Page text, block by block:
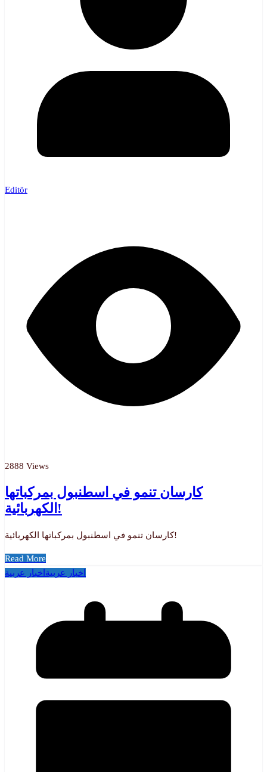
Editör
2888 Views
كارسان تنمو في اسطنبول بمركباتها
الكهربائية!
كارسان تنمو في اسطنبول بمركباتها الكهربائية!
Read More
اخبار عربية اخبار عربية